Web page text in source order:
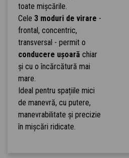
toate mișcările.
Cele 3 moduri de virare -
frontal, concentric,
transversal - permit o
conducere ușoară chiar
și cu o încărcătură mai
mare.
Ideal pentru spațiile mici
de manevră, cu putere,
manevrabilitate și precizie
în mișcări ridicate.